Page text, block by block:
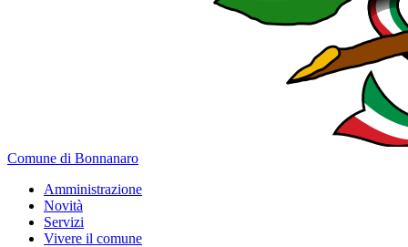
Comune di Bonnanaro
Amministrazione
Novità
Servizi
Vivere il comune